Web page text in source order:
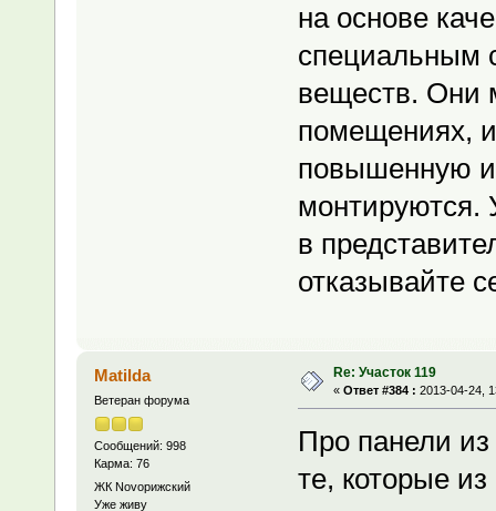
на основе
специальным
веществ. Они
помещениях,
повышенную
монтируются.
в
отказывайте
Matilda
Ветеран форума
Сообщений: 998
Карма: 76
ЖК Novoрижский
Уже живу
Re: Участок 119
« Ответ #384 : 2013-04-24,
Про панели
те, которые